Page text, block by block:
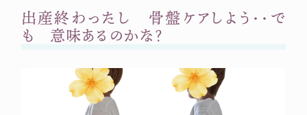
出産終わったし 骨盤ケアしよう・・で
も 意味あるのかな？